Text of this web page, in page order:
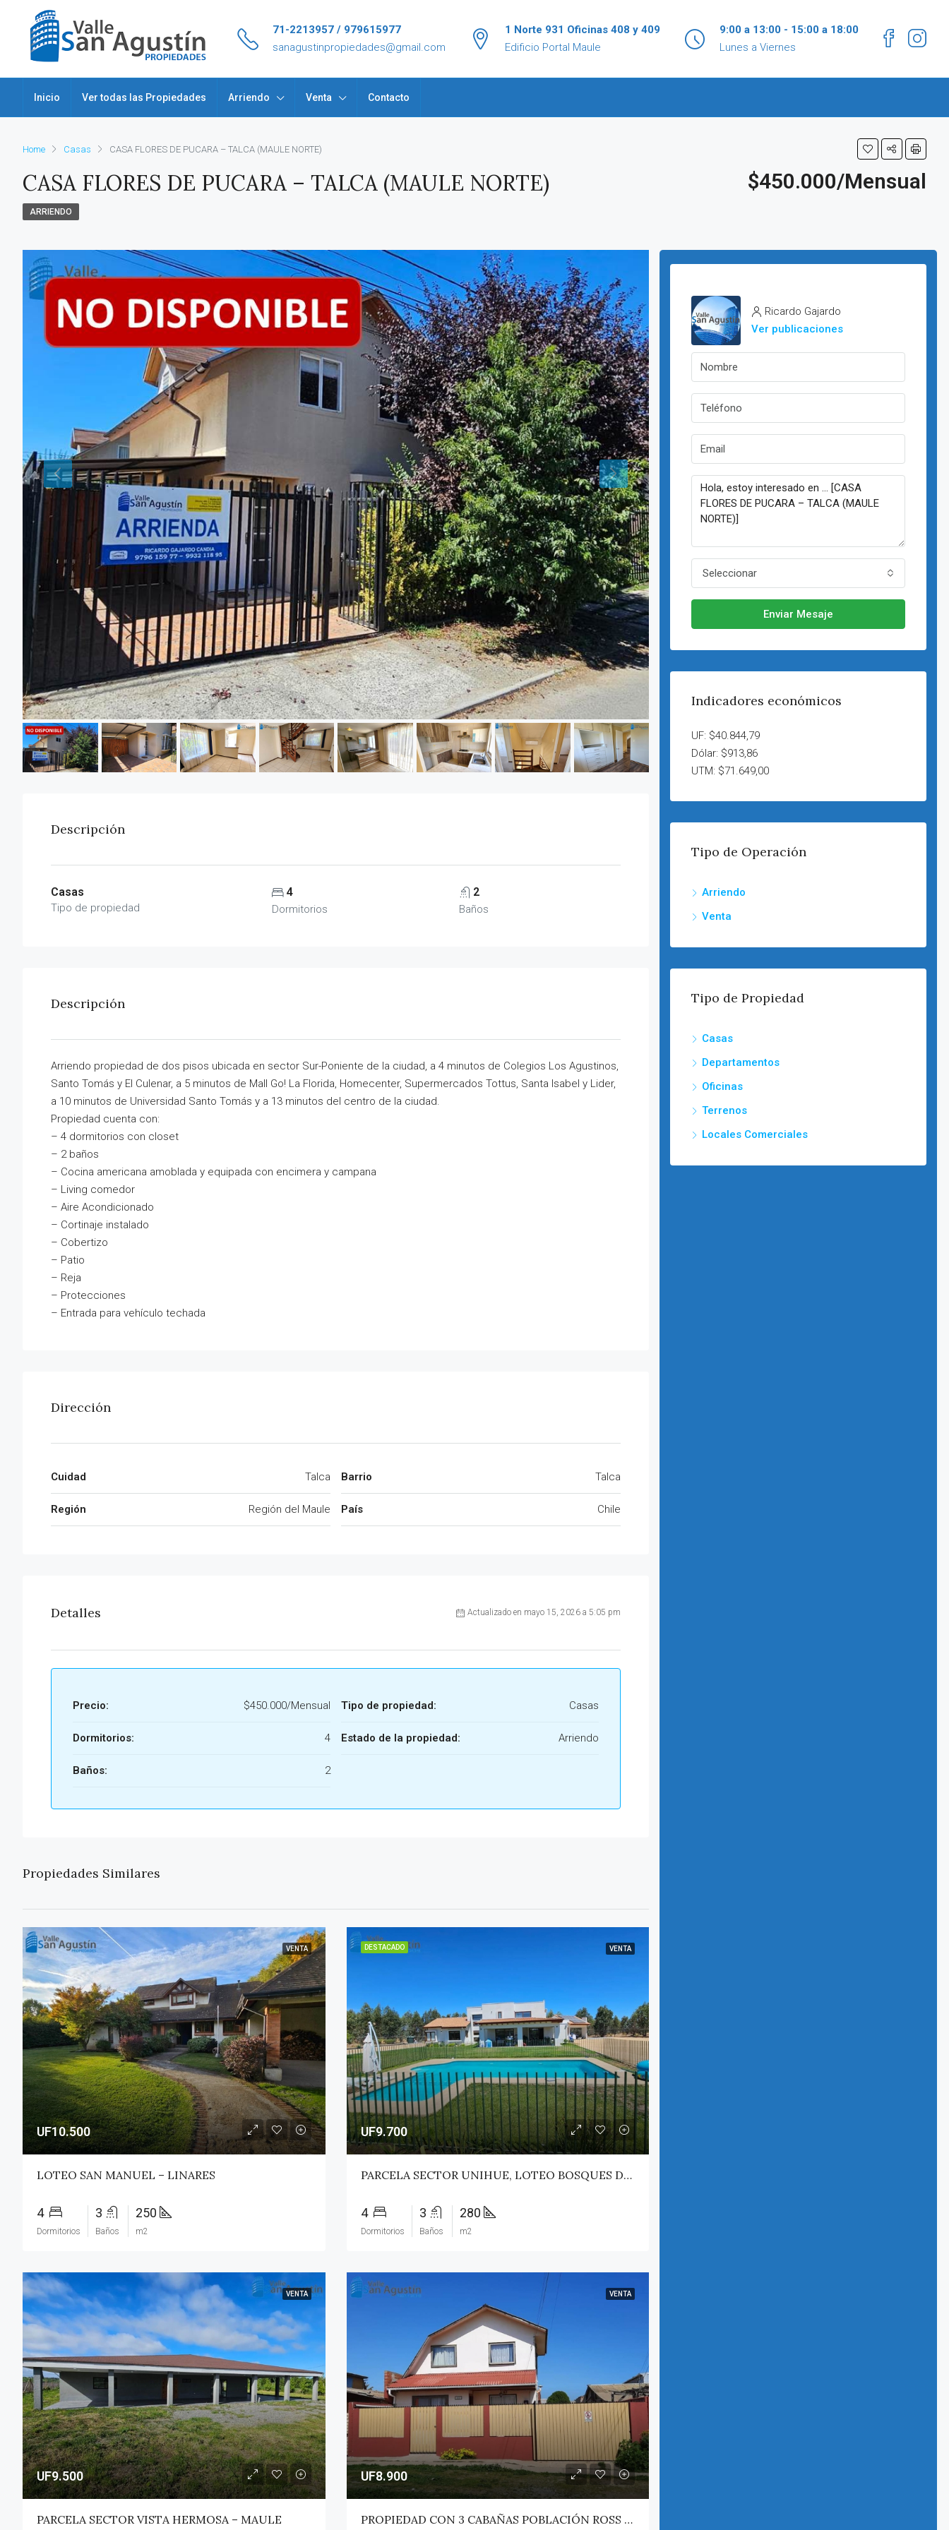
71-2213957 / 979615977
sanagustinpropiedades@gmail.com
1 Norte 931 Oficinas 408 y 409
Edificio Portal Maule
9:00 a 13:00 - 15:00 a 18:00
Lunes a Viernes
Inicio Ver todas las Propiedades Arriendo Venta Contacto
Home Casas CASA FLORES DE PUCARA – TALCA (MAULE NORTE)
CASA FLORES DE PUCARA – TALCA (MAULE NORTE) $450.000/Mensual
ARRIENDO
Descripción
Casas
Tipo de propiedad
4
Dormitorios
2
Baños
Descripción
Arriendo propiedad de dos pisos ubicada en sector Sur-Poniente de la ciudad, a 4 minutos de Colegios Los Agustinos,
Santo Tomás y El Culenar, a 5 minutos de Mall Go! La Florida, Homecenter, Supermercados Tottus, Santa Isabel y Lider,
a 10 minutos de Universidad Santo Tomás y a 13 minutos del centro de la ciudad.
Propiedad cuenta con:
– 4 dormitorios con closet
– 2 baños
– Cocina americana amoblada y equipada con encimera y campana
– Living comedor
– Aire Acondicionado
– Cortinaje instalado
– Cobertizo
– Patio
– Reja
– Protecciones
– Entrada para vehículo techada
Dirección
Cuidad Talca
Región Región del Maule
Barrio Talca
País Chile
Detalles Actualizado en mayo 15, 2026 a 5:05 pm
Precio: $450.000/Mensual
Dormitorios: 4
Baños: 2
Tipo de propiedad: Casas
Estado de la propiedad: Arriendo
Propiedades Similares
VENTA
UF10.500
LOTEO SAN MANUEL – LINARES
4
Dormitorios
3
Baños
250
m2
DESTACADO VENTA
UF9.700
PARCELA SECTOR UNIHUE, LOTEO BOSQUES DEL VALLE – MAULE
4
Dormitorios
3
Baños
280
m2
VENTA
UF9.500
PARCELA SECTOR VISTA HERMOSA – MAULE
VENTA
UF8.900
PROPIEDAD CON 3 CABAÑAS POBLACIÓN ROSS – PICHILEMU
Ricardo Gajardo
Ver publicaciones
Seleccionar
Enviar Mesaje
Indicadores económicos
UF: $40.844,79
Dólar: $913,86
UTM: $71.649,00
Tipo de Operación
Arriendo
Venta
Tipo de Propiedad
Casas
Departamentos
Oficinas
Terrenos
Locales Comerciales